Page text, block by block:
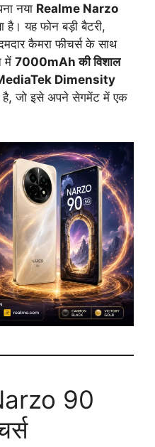
नया Realme Narzo
है। यह फोन बड़ी बैटरी,
कैमरा फीचर्स के साथ
में 7000mAh की विशाल
Dimensity
है, जो इसे अपने सेगमेंट में एक
90